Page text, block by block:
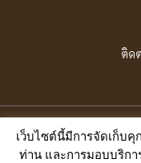
ติด
เว้นแต่ระบุเงื่อนไขไว้เป็นอย่
เว็บไซต์นี้มีการจัดเก็บคุ
ท่าน และการมอบบริกา